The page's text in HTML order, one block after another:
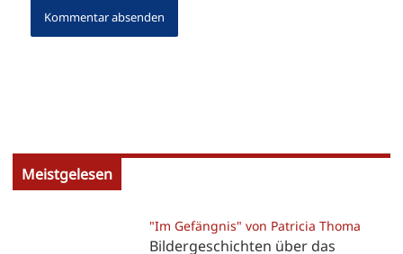
Meistgelesen
"Im Gefängnis" von Patricia Thoma
Bildergeschichten über das